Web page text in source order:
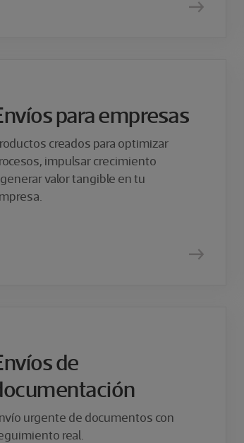
para empresas
creados para optimizar
impulsar crecimiento
valor tangible en tu
de
urgente de documentos con
real.